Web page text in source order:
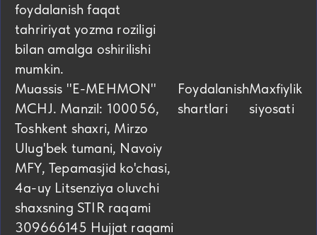
foydalanish faqat
tahririyat yozma roziligi
bilan amalga oshirilishi
mumkin.
Muassis "E-MEHMON"
MCHJ. Manzil: 100056,
Toshkent shaxri, Mirzo
Ulug'bek tumani, Navoiy
MFY, Tepamasjid ko'chasi,
4а-uy Litsenziya oluvchi
shaxsning STIR raqami
309666145 Hujjat raqami
Foydalanish
shartlari
Maxfiylik
siyosati